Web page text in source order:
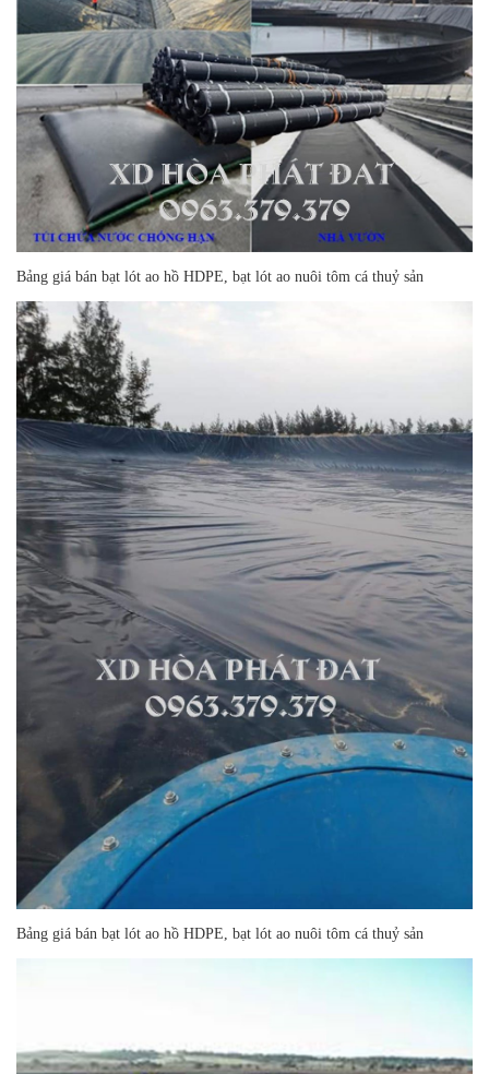
Bảng giá bán bạt lót ao hồ HDPE, bạt lót ao nuôi tôm cá thuỷ sản
Bảng giá bán bạt lót ao hồ HDPE, bạt lót ao nuôi tôm cá thuỷ sản